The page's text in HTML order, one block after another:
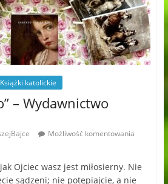
Książki katolickie
– Wydawnictwo
Możliwość komentowania
Ojciec wasz jest miłosierny. Nie
sądzeni; nie potępiajcie, a nie